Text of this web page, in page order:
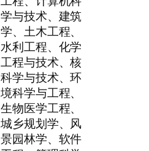
学与技术、建筑
学、土木工程、
水利工程、化学
工程与技术、核
科学与技术、环
境科学与工程、
生物医学工程、
城乡规划学、风
景园林学、软件